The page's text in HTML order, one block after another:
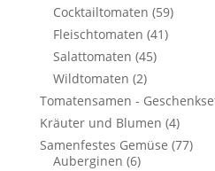
Cocktailtomaten (59)
Fleischtomaten (41)
Salattomaten (45)
Wildtomaten (2)
Tomatensamen -
Kräuter und Blumen (4)
Samenfestes Gemüse (77)
Auberginen (6)